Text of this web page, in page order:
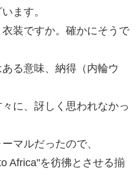
ます。
衣装ですか。確かにそうで
る意味、納得（内輪ウ
に、訝しく思われなかっ
マルだったので、
Africa"を彷彿とさせる揃